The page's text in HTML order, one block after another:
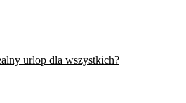
urlop dla wszystkich?